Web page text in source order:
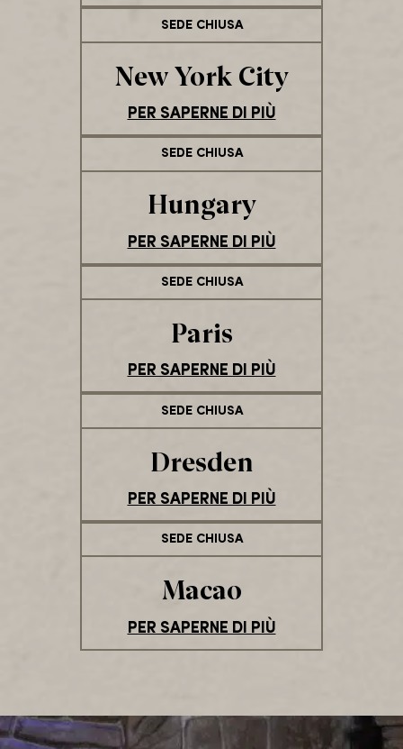
SEDE CHIUSA
New York City
PER SAPERNE DI PIÙ
SEDE CHIUSA
Hungary
PER SAPERNE DI PIÙ
SEDE CHIUSA
Paris
PER SAPERNE DI PIÙ
SEDE CHIUSA
Dresden
PER SAPERNE DI PIÙ
SEDE CHIUSA
Macao
PER SAPERNE DI PIÙ